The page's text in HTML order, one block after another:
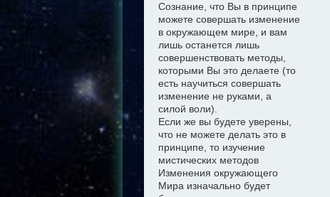
Сознание, что Вы в принципе
можете совершать изменение
в окружающем мире, и вам
лишь останется лишь
совершенствовать методы,
которыми Вы это делаете (то
есть научиться совершать
изменение не руками, а
силой воли).
Если же вы будете уверены,
что не можете делать это в
принципе, то изучение
мистических методов
Изменения окружающего
Мира изначально будет